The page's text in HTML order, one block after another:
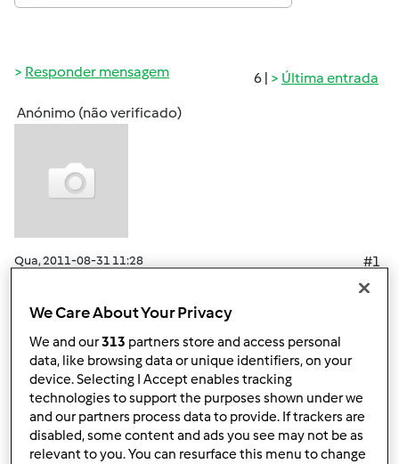
6 | Última entrada
Responder mensagem
Anónimo (não verificado)
Qua, 2011-08-31 11:28
#1
aproximadamente uma seman... fiquei muito
surpreendida na demonstração e, apesar do preço, não
resisti!agora estou a tentar fazer tudo para maximizar a
utilização... quero fazer as coisas banais que sempre
comprei... o pão, as massas de pizza, os iogurtes, sumos,
etc...Sempre que pesquiso uma receita encontro
ingredientes que nunca ouvi falar... ajudem-me!! o
fermento em saquetas foi uma autentica batalha,mas
We Care About Your Privacy
We and our313 partners store and access personal
data, like browsing data or unique identifiers, on your
device. Selecting I Accept enables tracking
technologies to support the purposes shown under we
and our partners process data to provide. If trackers are
disabled, some content and ads you see may not be as
relevant to you. You can resurface this menu to change